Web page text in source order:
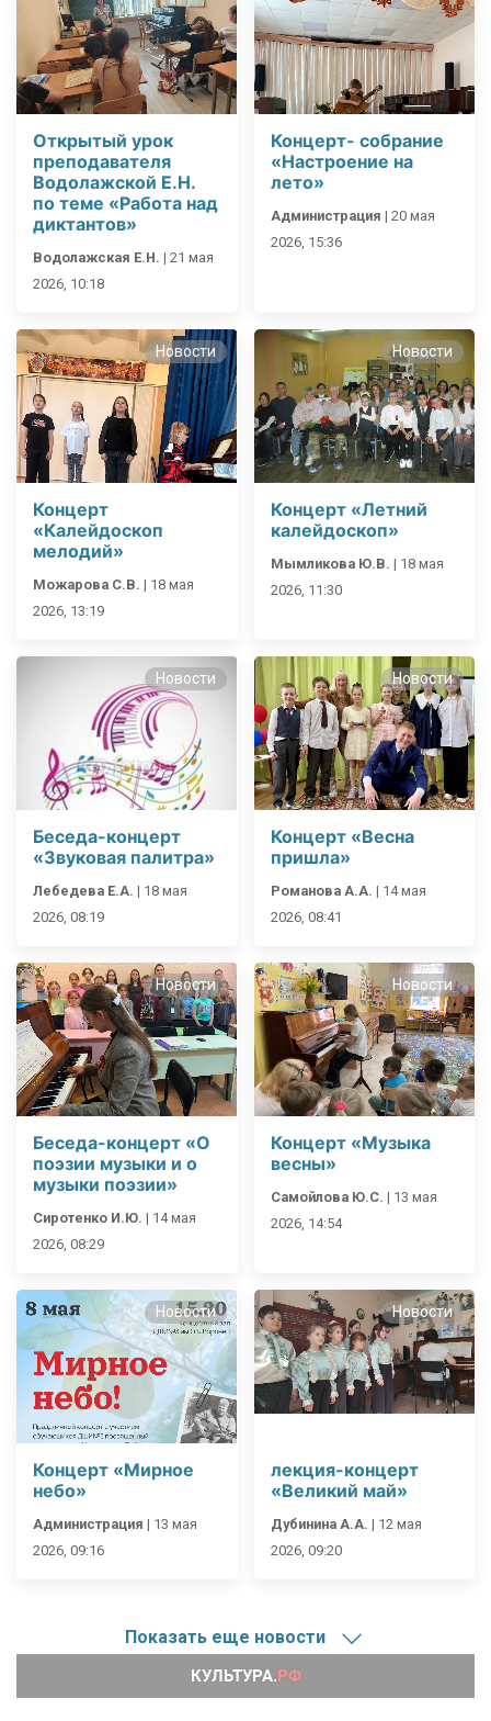
Открытый урок
преподавателя
Водолажской Е.Н.
по теме «Работа над
диктантов»
Водолажская Е.Н. | 21 мая
2026, 10:18
Концерт- собрание
«Настроение на
лето»
Администрация | 20 мая
2026, 15:36
Новости
Концерт
«Калейдоскоп
мелодий»
Можарова С.В. | 18 мая
2026, 13:19
Новости
Концерт «Летний
калейдоскоп»
Мымликова Ю.В. | 18 мая
2026, 11:30
Новости
Беседа-концерт
«Звуковая палитра»
Лебедева Е.А. | 18 мая
2026, 08:19
Новости
Концерт «Весна
пришла»
Романова А.А. | 14 мая
2026, 08:41
Новости
Беседа-концерт «О
поэзии музыки и о
музыки поэзии»
Сиротенко И.Ю. | 14 мая
2026, 08:29
Новости
Концерт «Музыка
весны»
Самойлова Ю.С. | 13 мая
2026, 14:54
Новости
Концерт «Мирное
небо»
Администрация | 13 мая
2026, 09:16
Новости
лекция-концерт
«Великий май»
Дубинина А.А. | 12 мая
2026, 09:20
Показать еще новости